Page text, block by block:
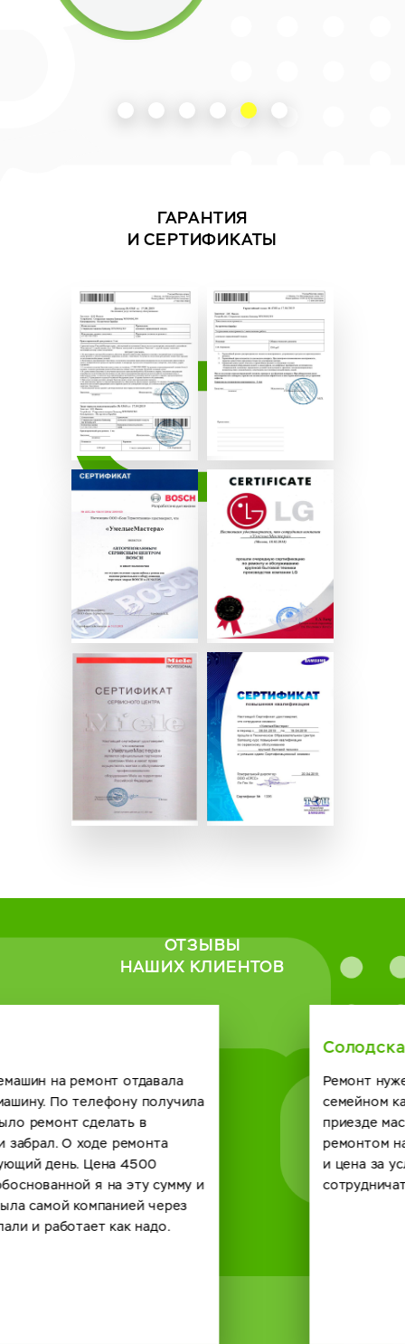
ГАРАНТИЯ
И СЕРТИФИКАТЫ
ОТЗЫВЫ
НАШИХ КЛИЕНТОВ
Ремонт нужен был кофейному автомату в нашем
семейном кафе. Созвонились с сервисным центром о
приезде мастера договорились. Справился он с
ремонтом на отлично и по времени быстро получилось
и цена за услугу вполне демократичная. Будем
сотрудничать и в будущем с вашей компанией. спасибо.